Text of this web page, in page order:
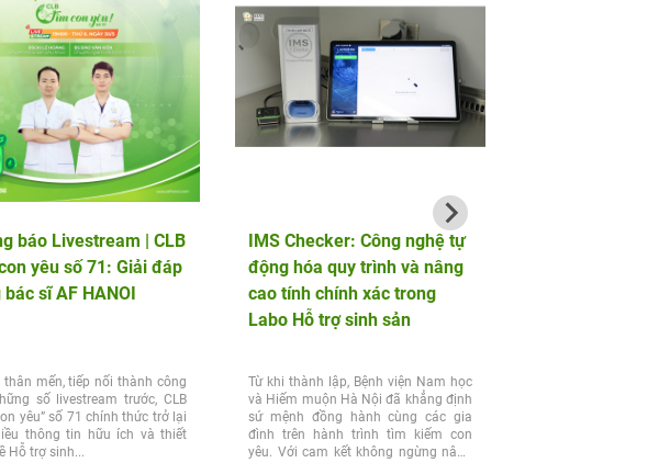
báo Livestream | CLB
yêu số 71: Giải đáp
bác sĩ AF HANOI
thân mến, tiếp nối thành công
số livestream trước, CLB
yêu” số 71 chính thức trở lại
thông tin hữu ích và thiết
Hỗ trợ sinh...
IMS Checker: Công nghệ tự
động hóa quy trình và nâng
cao tính chính xác trong
Labo Hỗ trợ sinh sản
Từ khi thành lập, Bệnh viện Nam học
và Hiếm muộn Hà Nội đã khẳng định
sứ mệnh đồng hành cùng các gia
đình trên hành trình tìm kiếm con
yêu. Với cam kết không ngừng nâng